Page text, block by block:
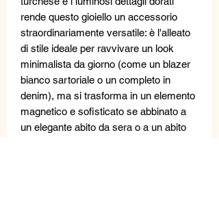
rende questo gioiello un accessorio
straordinariamente versatile: è l'alleato
di stile ideale per ravvivare un look
minimalista da giorno (come un blazer
bianco sartoriale o un completo in
denim), ma si trasforma in un elemento
magnetico e sofisticato se abbinato a
un elegante abito da sera o a un abito